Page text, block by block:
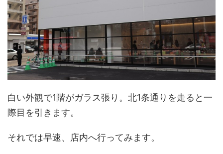
白い外観で1階がガラス張り。北1条通りを走ると一
際目を引きます。
それでは早速、店内へ行ってみます。